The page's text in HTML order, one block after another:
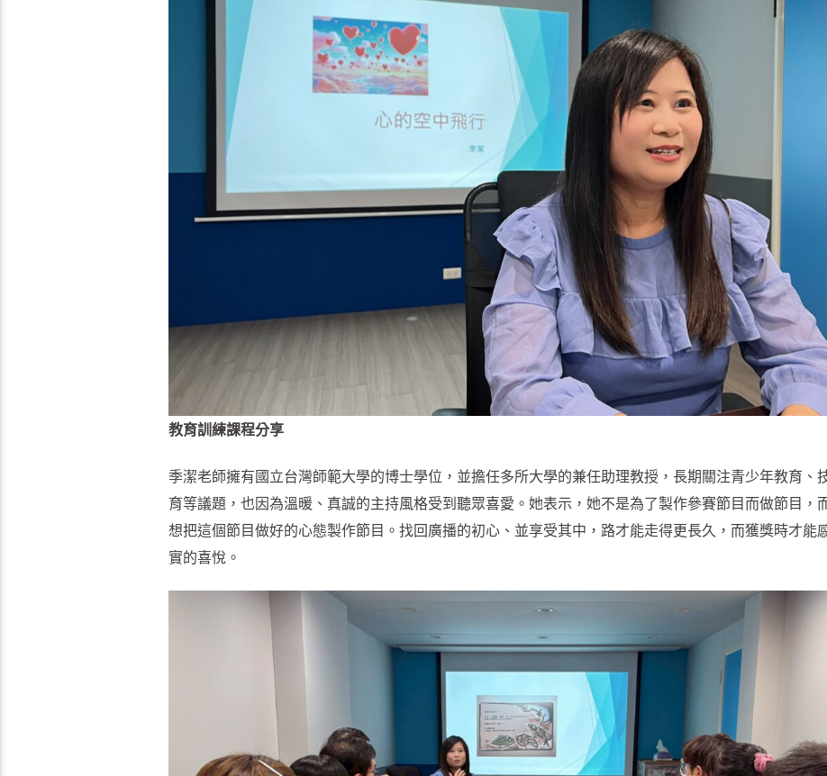
教育訓練課程分享
季潔老師擁有國立台灣師範大學的博士學位，並擔任多所大學的兼任助理教授，長期關注青少年教育、
育等議題，也因為溫暖、真誠的主持風格受到聽眾喜愛。她表示，她不是為了製作參賽節目而做節目，
想把這個節目做好的心態製作節目。找回廣播的初心、並享受其中，路才能走得更長久，而獲獎時才能
實的喜悅。